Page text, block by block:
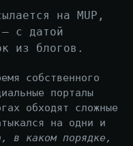
на MUP,
с датой
из блогов.
собственного
порталы
обходят сложные
на одни и
в каком порядке,